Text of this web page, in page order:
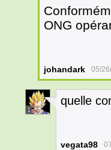
ONG
johandark 05/
1
quelle
vegata98